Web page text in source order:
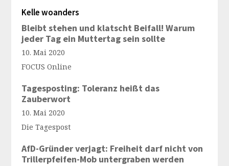
Kelle woanders
Bleibt stehen und klatscht Beifall! Warum
jeder Tag ein Muttertag sein sollte
10. Mai 2020
FOCUS Online
Tagesposting: Toleranz heißt das
Zauberwort
10. Mai 2020
Die Tagespost
AfD-Gründer verjagt: Freiheit darf nicht von
Trillerpfeifen-Mob untergraben werden